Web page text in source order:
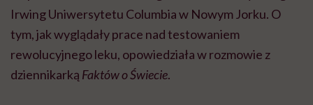
Irwing Uniwersytetu Columbia w Nowym Jorku. O
tym, jak wyglądały prace nad testowaniem
rewolucyjnego leku, opowiedziała w rozmowie z
dziennikarką Faktów o Świecie.